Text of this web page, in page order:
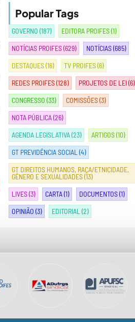
Popular Tags
GOVERNO (187) EDITORA PROIFES(1)
NOTÍCIAS PROIFES(629) NOTÍCIAS(685)
DESTAQUES(16) TV PROIFES(6)
REDES PROIFES(128) PROJETOS DE LEI(6)
CONGRESSO (33) COMISSÕES(3)
NOTA PÚBLICA(26)
AGENDA LEGISLATIVA(23) ARTIGOS(10)
GT PREVIDÊNCIA SOCIAL (4)
GT DIREITOS HUMANOS, RAÇA/ETNICIDADE,
GÊNERO E SEXUALIDADES(13)
LIVES(3) CARTA(1) DOCUMENTOS(1)
OPINIÃO (3) EDITORIAL (2)